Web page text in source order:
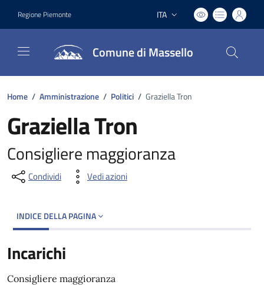
Regione Piemonte Lingua attiva:
ITA
Comune di Massello
Home / Amministrazione / Politici / Graziella Tron
Graziella Tron
Consigliere maggioranza
Condividi Vedi azioni
INDICE DELLA PAGINA
Incarichi
Consigliere maggioranza